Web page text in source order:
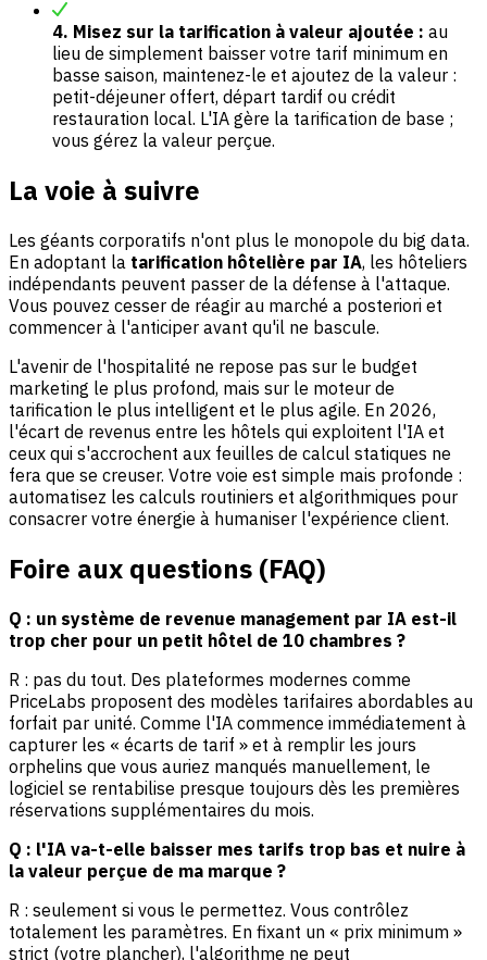
4. Misez sur la tarification à valeur ajoutée : au
lieu de simplement baisser votre tarif minimum en
basse saison, maintenez-le et ajoutez de la valeur :
petit-déjeuner offert, départ tardif ou crédit
restauration local. L'IA gère la tarification de base ;
vous gérez la valeur perçue.
La voie à suivre
Les géants corporatifs n'ont plus le monopole du big data.
En adoptant la tarification hôtelière par IA, les hôteliers
indépendants peuvent passer de la défense à l'attaque.
Vous pouvez cesser de réagir au marché a posteriori et
commencer à l'anticiper avant qu'il ne bascule.
L'avenir de l'hospitalité ne repose pas sur le budget
marketing le plus profond, mais sur le moteur de
tarification le plus intelligent et le plus agile. En 2026,
l'écart de revenus entre les hôtels qui exploitent l'IA et
ceux qui s'accrochent aux feuilles de calcul statiques ne
fera que se creuser. Votre voie est simple mais profonde :
automatisez les calculs routiniers et algorithmiques pour
consacrer votre énergie à humaniser l'expérience client.
Foire aux questions (FAQ)
Q : un système de revenue management par IA est-il
trop cher pour un petit hôtel de 10 chambres ?
R : pas du tout. Des plateformes modernes comme
PriceLabs proposent des modèles tarifaires abordables au
forfait par unité. Comme l'IA commence immédiatement à
capturer les « écarts de tarif » et à remplir les jours
orphelins que vous auriez manqués manuellement, le
logiciel se rentabilise presque toujours dès les premières
réservations supplémentaires du mois.
Q : l'IA va-t-elle baisser mes tarifs trop bas et nuire à
la valeur perçue de ma marque ?
R : seulement si vous le permettez. Vous contrôlez
totalement les paramètres. En fixant un « prix minimum »
strict (votre plancher), l'algorithme ne peut